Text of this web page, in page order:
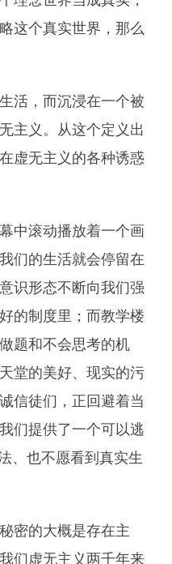
这个真实世界，那么
活，而沉浸在一个被
主义。从这个定义出
虚无主义的各种诱惑
中滚动播放着一个画
们的生活就会停留在
识形态不断向我们强
的制度里；而教学楼
题和不会思考的机
堂的美好、现实的污
信徒们，正回避着当
们提供了一个可以逃
、也不愿看到真实生
密的大概是存在主
们虚无主义两千年来